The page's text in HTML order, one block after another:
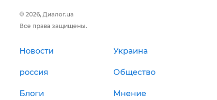
© 2026, Диалог.ua
Все права защищены.
Новости Украина
россия Общество
Блоги Мнение